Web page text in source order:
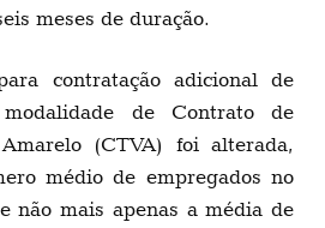
meses de duração.
contratação adicional de
de Contrato de
(CTVA) foi alterada,
médio de empregados no
não mais apenas a média de